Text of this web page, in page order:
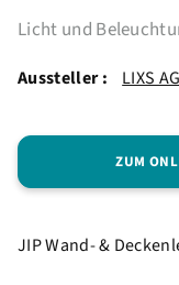
Licht und
Aussteller : LIXS AG
ZUM
JIP Wand- &